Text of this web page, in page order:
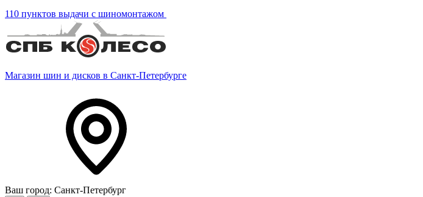
110 пунктов выдачи с шиномонтажом
Магазин шин и дисков в Санкт-Петербурге
Ваш город: Санкт-Петербург